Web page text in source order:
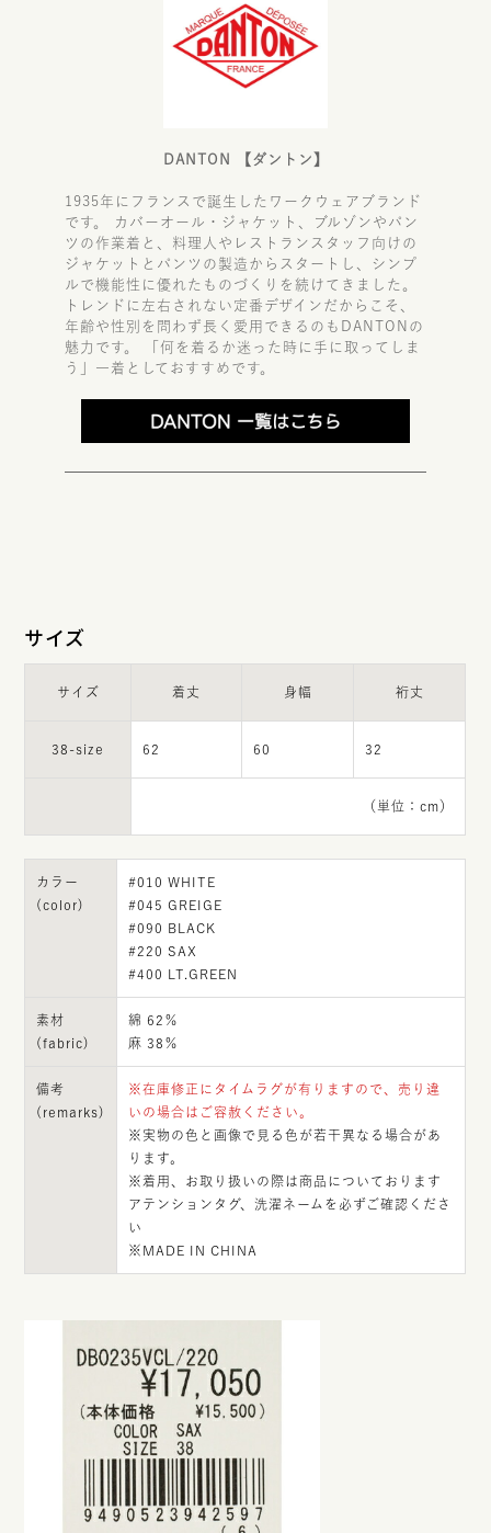
DANTON 【ダントン】
1935年にフランスで誕生したワークウェアブランド
です。 カバーオール・ジャケット、ブルゾンやパン
ツの作業着と、料理人やレストランスタッフ向けの
ジャケットとパンツの製造からスタートし、シンプ
ルで機能性に優れたものづくりを続けてきました。
トレンドに左右されない定番デザインだからこそ、
年齢や性別を問わず長く愛用できるのもDANTONの
魅力です。 「何を着るか迷った時に手に取ってしま
う」一着としておすすめです。
サイズ
サイズ 着丈 身幅 裄丈
38-size 62 60 32
（単位：cm）
カラー
(color)
#010 WHITE
#045 GREIGE
#090 BLACK
#220 SAX
#400 LT.GREEN
素材
(fabric)
綿 62％
麻 38％
備考
(remarks)
※在庫修正にタイムラグが有りますので、売り違
いの場合はご容赦ください。
※実物の色と画像で見る色が若干異なる場合があ
ります。
※着用、お取り扱いの際は商品についております
アテンションタグ、洗濯ネームを必ずご確認くださ
い
※MADE IN CHINA